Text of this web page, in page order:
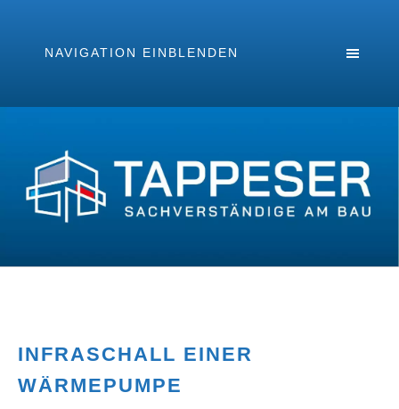
NAVIGATION EINBLENDEN
INFRASCHALL EINER
WÄRMEPUMPE